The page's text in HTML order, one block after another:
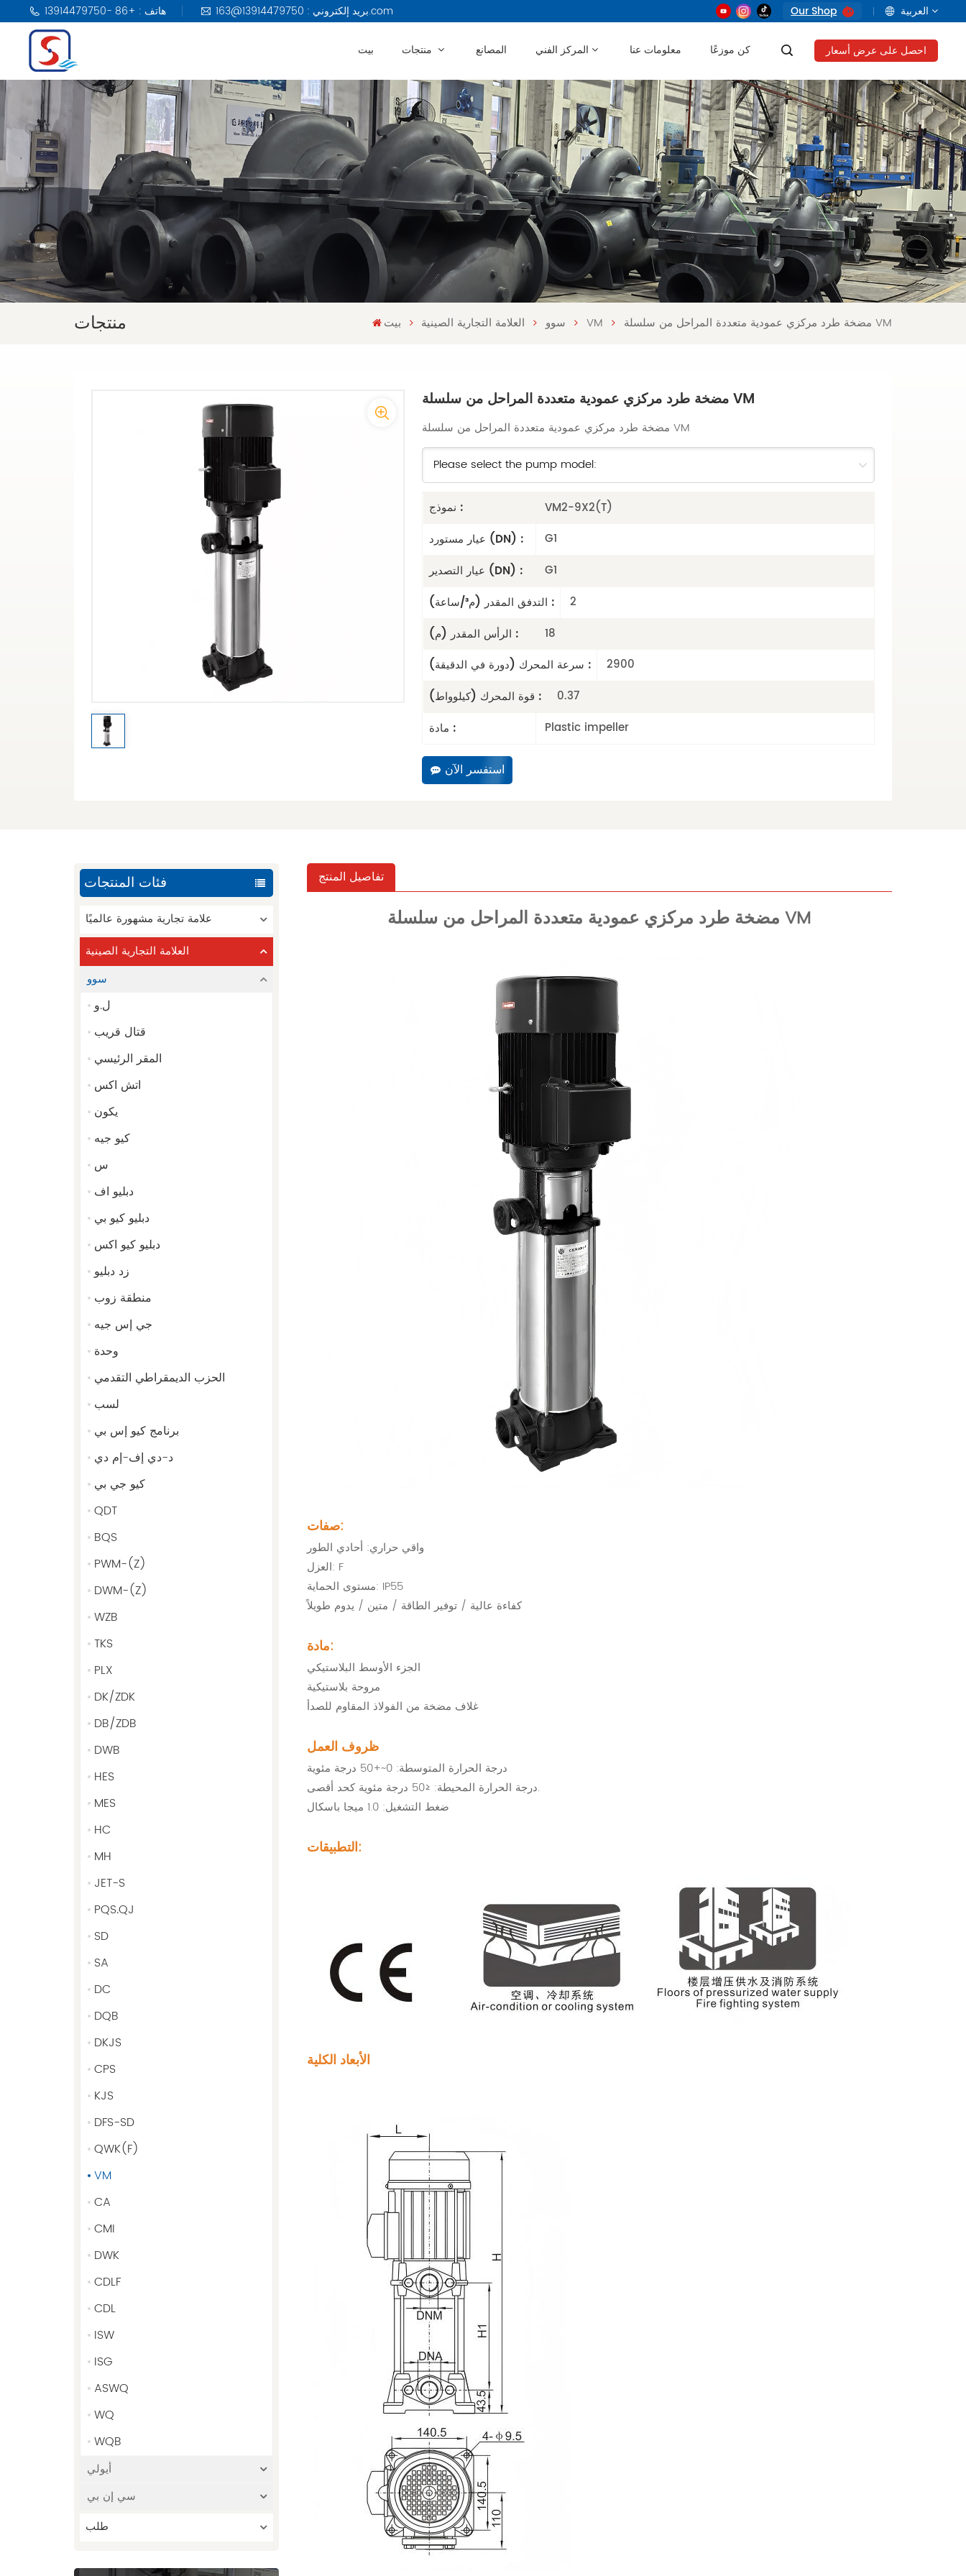
هاتف : +86 -13914479750 بريد إلكتروني : 13914479750@163.com Our Shop العربية
français
русский
العربية
Tiếng Việt
Indonesia
بيت المصانع المركز الفني معلومات عنا كن موزعًا احصل على عرض أسعار
منتجات بيت العلامة التجارية الصينية سوو VM مضخة طرد مركزي عمودية متعددة المراحل من سلسلة VM
مضخة طرد مركزي عمودية متعددة المراحل من سلسلة VM
مضخة طرد مركزي عمودية متعددة المراحل من سلسلة VM
نموذج :
VM2-9X2(T)
عيار مستورد (DN) :
G1
عيار التصدير (DN) :
G1
التدفق المقدر (م³/ساعة) :
2
الرأس المقدر (م) :
18
سرعة المحرك (دورة في الدقيقة) :
2900
قوة المحرك (كيلوواط) :
0.37
مادة :
Plastic impeller
استفسر الآن
فئات المنتجات
علامة تجارية مشهورة عالميًا
العلامة التجارية الصينية
سوو
ل.و
قتال قريب
المقر الرئيسي
اتش اكس
يكون
كيو جيه
س
دبليو اف
دبليو كيو بي
دبليو كيو اكس
زد دبليو
منطقة زوب
جي إس جيه
وحدة
الحزب الديمقراطي التقدمي
لسب
برنامج كيو إس بي
د-دي إف-إم دي
كيو جي بي
QDT
BQS
PWM-(Z)
DWM-(Z)
WZB
TKS
PLX
DK/ZDK
DB/ZDB
DWB
HES
MES
HC
MH
JET-S
PQS.QJ
SD
SA
DC
DQB
DKJS
CPS
KJS
DFS-SD
QWK(F)
VM
CA
CMI
DWK
CDLF
CDL
ISW
ISG
ASWQ
WQ
WQB
أيولي
سي إن بي
طلب
تفاصيل المنتج
مضخة طرد مركزي عمودية متعددة المراحل من سلسلة VM
صفات:
واقي حراري: أحادي الطور
العزل: F
مستوى الحماية: IP55
كفاءة عالية / توفير الطاقة / متين / يدوم طويلاً
مادة:
الجزء الأوسط البلاستيكي
مروحة بلاستيكية
غلاف مضخة من الفولاذ المقاوم للصدأ
ظروف العمل
درجة الحرارة المتوسطة: 0~+50 درجة مئوية
درجة الحرارة المحيطة: ≤50 درجة مئوية كحد أقصى.
ضغط التشغيل: 1.0 ميجا باسكال
التطبيقات:
الأبعاد الكلية